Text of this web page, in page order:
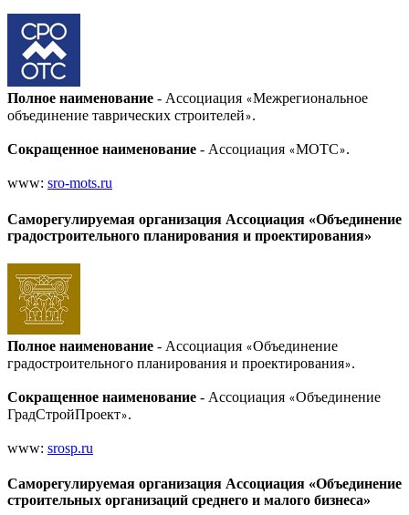
Полное наименование - Ассоциация «Межрегиональное
объединение таврических строителей».
Сокращенное наименование - Ассоциация «МОТС».
www: sro-mots.ru
Саморегулируемая организация Ассоциация «Объединение
градостроительного планирования и проектирования»
Полное наименование - Ассоциация «Объединение
градостроительного планирования и проектирования».
Сокращенное наименование - Ассоциация «Объединение
ГрадСтройПроект».
www: srosp.ru
Саморегулируемая организация Ассоциация «Объединение
строительных организаций среднего и малого бизнеса»